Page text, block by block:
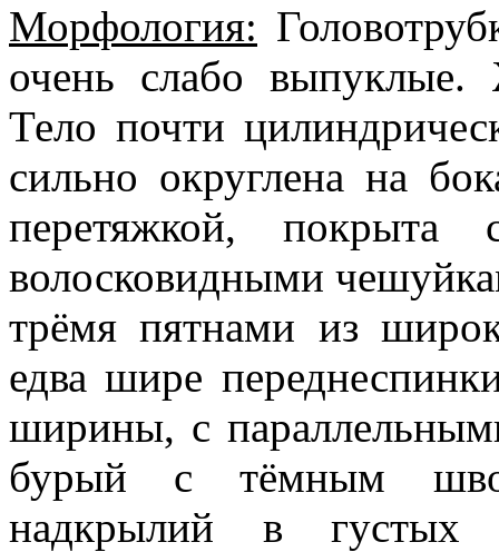
Морфология:
очень слабо выпуклые.
Тело почти
сильно округлена на
перетяжкой,
волосковидными
трёмя пятнами из
едва шире
ширины, с
бурый с тёмным
надкрылий в